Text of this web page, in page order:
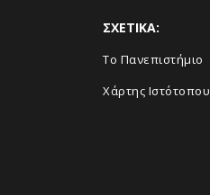
ΣΧΕΤΙΚΑ:
Το Πανεπιστήμιο
Χάρτης Ιστότοπου